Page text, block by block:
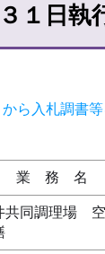
１日
から入札調書
業 務 名
共同調理場